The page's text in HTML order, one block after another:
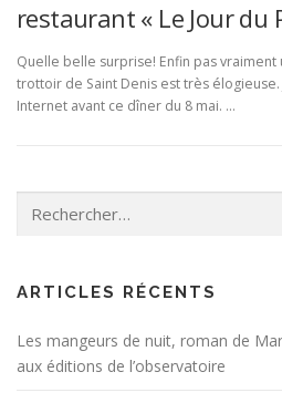
restaurant « Le Jour du
Quelle belle surprise! Enfin pas
trottoir de Saint Denis est très élogieuse.
Internet avant ce dîner du 8 mai. …
ARTICLES RÉCENTS
Les mangeurs de nuit, roman de
aux éditions de l’observatoire